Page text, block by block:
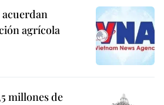
acuerdan
agrícola
millones de